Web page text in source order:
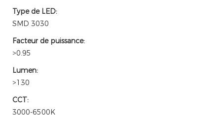
Type de LED:
SMD 3030
Facteur de puissance:
>0.95
Lumen:
>130
CCT:
3000-6500K